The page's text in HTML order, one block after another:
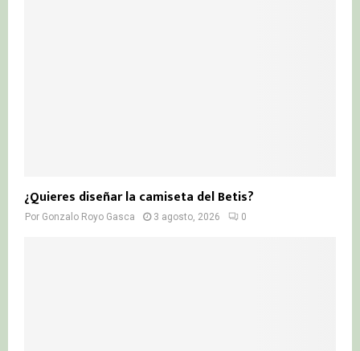
¿Quieres diseñar la camiseta del Betis?
Por Gonzalo Royo Gasca 3 agosto, 2026 0